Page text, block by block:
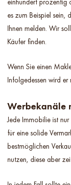
es zum Beispiel sein,
Ihnen melden. Wir
Käufer finden.
Wenn Sie einen
Infolgedessen wird
Werbekanäle
Jede Immobilie ist
für eine solide
bestmöglichen
nutzen, diese aber